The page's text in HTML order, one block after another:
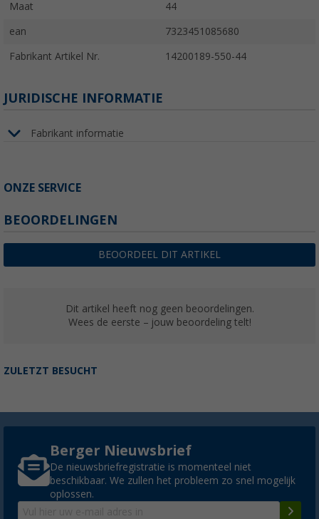
Maat 44
ean 7323451085680
Fabrikant Artikel Nr. 14200189-550-44
JURIDISCHE INFORMATIE
Fabrikant informatie
ONZE SERVICE
BEOORDELINGEN
BEOORDEEL DIT ARTIKEL
Dit artikel heeft nog geen beoordelingen.
Wees de eerste – jouw beoordeling telt!
ZULETZT BESUCHT
Berger Nieuwsbrief
De nieuwsbriefregistratie is momenteel niet
beschikbaar. We zullen het probleem zo snel mogelijk
oplossen.